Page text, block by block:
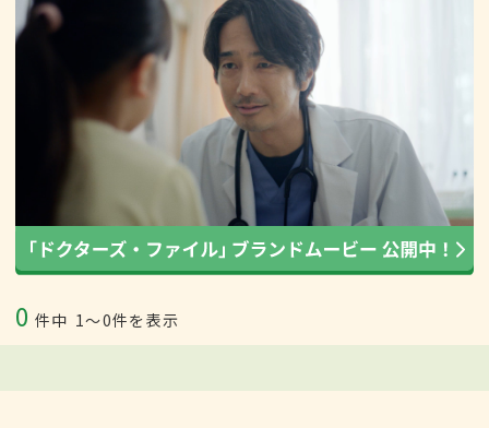
0 件中 1〜0件を表示